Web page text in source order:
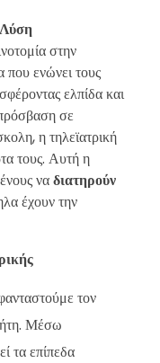
στην
που ενώνει τους
ελπίδα και
σε
η τηλεϊατρική
τους. Αυτή η
ναδιατηρούν
έχουν την
τον
Μέσω
τα επίπεδα